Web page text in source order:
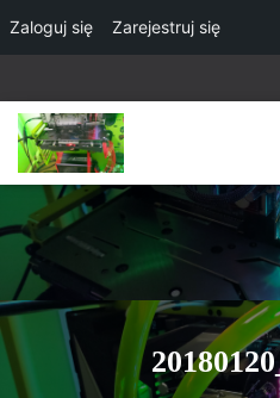
Zaloguj się Zarejestruj się